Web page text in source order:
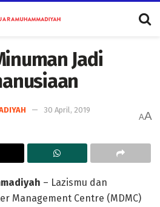
Jadi
30 April, 2019
AA
– Lazismu dan
Management Centre (MDMC)